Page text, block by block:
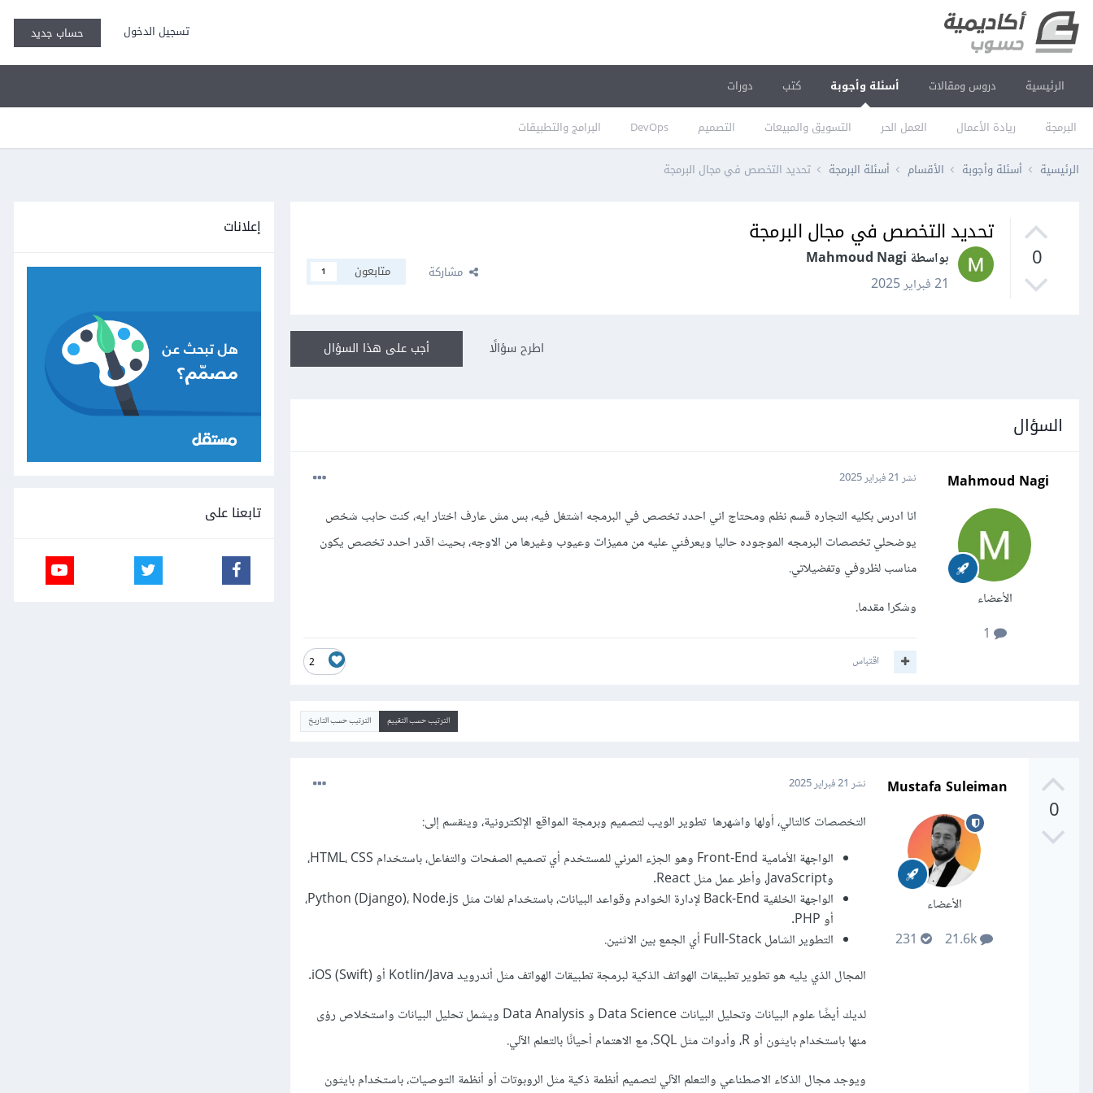
تسجيل الدخول حساب جديد
الرئيسية دروس ومقالات أسئلة وأجوبة
البرمجة ريادة الأعمال العمل الحر التسويق والمبيعات التصميم DevOps البرامج والتطبيقات
كتب دورات
الرئيسية أسئلة وأجوبة الأقسام أسئلة البرمجة تحديد التخصص في مجال البرمجة
0
تحديد التخصص في مجال البرمجة
بواسطة Mahmoud Nagi
21 فبراير 2025
مشاركة متابعون 1
أجب على هذا السؤال اطرح سؤالًا
السؤال
Mahmoud Nagi
الأعضاء
نشر 21 فبراير 2025
انا ادرس بكليه التجاره قسم نظم ومحتاج اني احدد تخصص في البرمجه اشتغل فيه، بس مش عارف اختار ايه، كنت حابب شخص
يوضحلي تخصصات البرمجه الموجوده حاليا ويعرفني عليه من مميزات وعيوب وغيرها من الاوجه، بحيث اقدر احدد تخصص يكون
مناسب لظروفي وتفضيلاتي.
وشكرا مقدما.
2 اقتباس
الترتيب حسب التقييم الترتيب حسب التاريخ
0
Mustafa Suleiman
الأعضاء
نشر 21 فبراير 2025
التخصصات كالتالي، أولها واشهرها تطوير الويب لتصميم وبرمجة المواقع الإلكترونية، وينقسم إلى:
الواجهة الأمامية Front-End وهو الجزء المرئي للمستخدم أي تصميم الصفحات والتفاعل، باستخدام HTML، CSS،
وJavaScript، وأطر عمل مثل React.
الواجهة الخلفية Back-End لإدارة الخوادم وقواعد البيانات، باستخدام لغات مثل Python (Django)، Node.js،
أو PHP.
التطوير الشامل Full-Stack أي الجمع بين الاثنين.
المجال الذي يليه هو تطوير تطبيقات الهواتف الذكية لبرمجة تطبيقات الهواتف مثل أندرويد Kotlin/Java أو iOS (Swift).
لديك أيضًا علوم البيانات وتحليل البيانات Data Science و Data Analysis ويشمل تحليل البيانات واستخلاص رؤى
منها باستخدام بايثون أو R، وأدوات مثل SQL، مع الاهتمام أحيانًا بالتعلم الآلي.
ويوجد مجال الذكاء الاصطناعي والتعلم الآلي لتصميم أنظمة ذكية مثل الروبوتات أو أنظمة التوصيات، باستخدام بايثون
إعلانات
تابعنا على